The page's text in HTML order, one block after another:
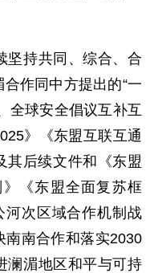
持共同、综合、合
作同中方提出的“一
全球安全倡议互补互
》《东盟互联互通
其后续文件和《东盟
《东盟全面复苏框
河次区域合作机制战
南南合作和落实2030
澜湄地区和平与可持